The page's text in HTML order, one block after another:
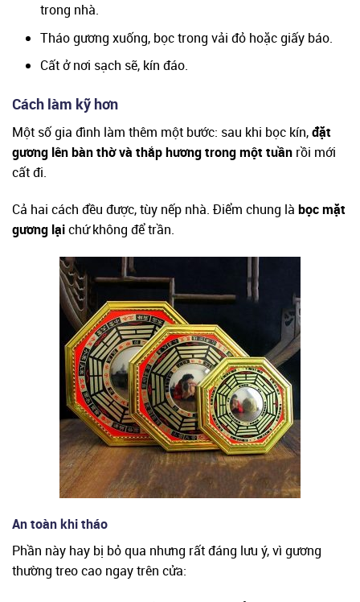
trong nhà.
Tháo gương xuống, bọc trong vải đỏ hoặc giấy báo.
Cất ở nơi sạch sẽ, kín đáo.
Cách làm kỹ hơn
Một số gia đình làm thêm một bước: sau khi bọc kín,đặt
gương lên bàn thờ và thắp hương trong một tuần rồi mới
cất đi.
Cả hai cách đều được, tùy nếp nhà. Điểm chung là bọc mặt
gương lạichứ không để trần.
An toàn khi tháo
Phần này hay bị bỏ qua nhưng rất đáng lưu ý, vì gương
thường treo cao ngay trên cửa: